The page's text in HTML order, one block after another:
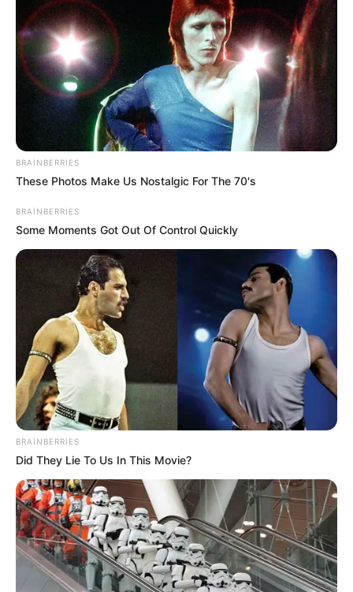
0 0
23:07 / 06 Avqust 2026
Azərbaycanda qumar asılılığının
müalicəsi harada aparılır?-
Rəsmi
Açıqlama
62 0
23:05 / 06 Avqust 2026 DÜNYA
Hörmüz boğazı ilə bağlı razılaşmanın
DETALLARI açıqlandı
BRAINBERRIES
These Photos Make Us Nostalgic For The 70's
BRAINBERRIES
Some Moments Got Out Of Control Quickly
BRAINBERRIES
Did They Lie To Us In This Movie?